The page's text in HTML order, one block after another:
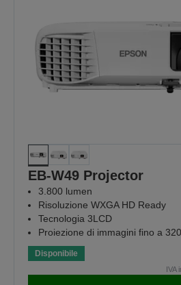
EB-W49 Projector
3.800 lumen
Risoluzione WXGA HD Ready
Tecnologia 3LCD
Proiezione di immagini fino a
Disponibile
IVA